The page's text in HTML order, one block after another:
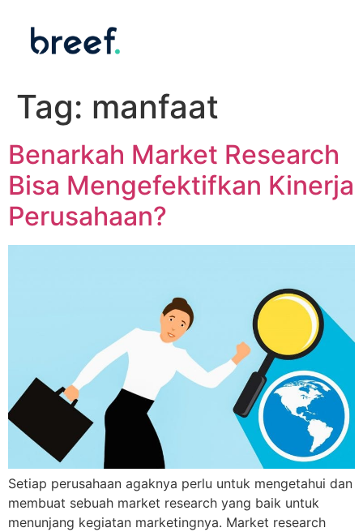
Tag: manfaat
Benarkah Market Research
Bisa Mengefektifkan Kinerja
Perusahaan?
Setiap perusahaan agaknya perlu untuk mengetahui dan
membuat sebuah market research yang baik untuk
menunjang kegiatan marketingnya. Market research